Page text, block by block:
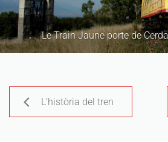
Le Train Jaune porte de
L’història del tren